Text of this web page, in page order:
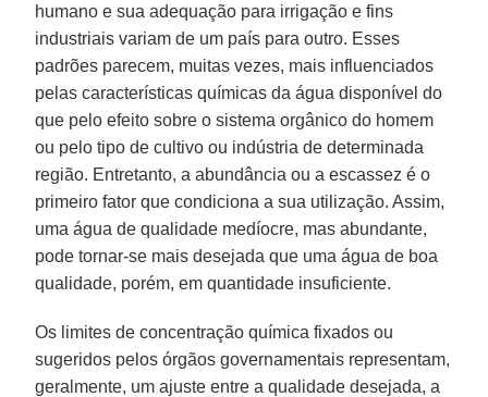
humano e sua adequação para irrigação e fins
industriais variam de um país para outro. Esses
padrões parecem, muitas vezes, mais influenciados
pelas características químicas da água disponível do
que pelo efeito sobre o sistema orgânico do homem
ou pelo tipo de cultivo ou indústria de determinada
região. Entretanto, a abundância ou a escassez é o
primeiro fator que condiciona a sua utilização. Assim,
uma água de qualidade medíocre, mas abundante,
pode tornar-se mais desejada que uma água de boa
qualidade, porém, em quantidade insuficiente.
Os limites de concentração química fixados ou
sugeridos pelos órgãos governamentais representam,
geralmente, um ajuste entre a qualidade desejada, a